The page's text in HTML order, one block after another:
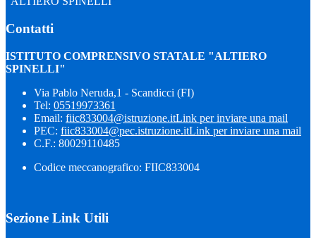
Contatti
ISTITUTO COMPRENSIVO STATALE "ALTIERO
SPINELLI"
Via Pablo Neruda,1 - Scandicci (FI)
Tel: 05519973361
Email: fiic833004@istruzione.itLink per inviare una mail
PEC: fiic833004@pec.istruzione.itLink per inviare una mail
C.F.: 80029110485
Codice meccanografico: FIIC833004
Sezione Link Utili